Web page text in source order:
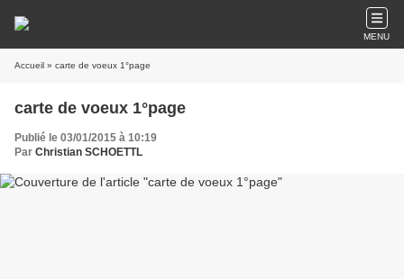
MENU
Accueil » carte de voeux 1°page
carte de voeux 1°page
Publié le 03/01/2015 à 10:19
Par Christian SCHOETTL